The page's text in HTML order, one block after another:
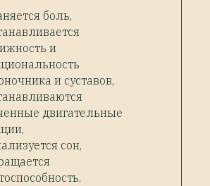
боль,
и
и суставов,
двигательные
сон,